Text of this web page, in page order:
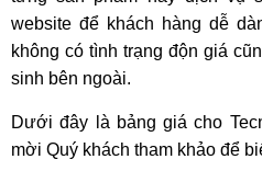
website để khách hàng dễ
không có tình trạng độn giá
sinh bên ngoài.
Dưới đây là bảng giá cho
mời Quý khách tham khảo để